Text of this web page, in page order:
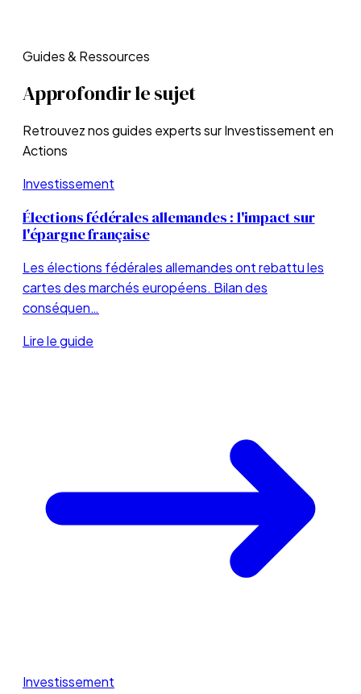
Guides & Ressources
Approfondir le sujet
Retrouvez nos guides experts surInvestissement en
Actions
Investissement
Élections fédérales allemandes : l'impact sur
l'épargne française
Les élections fédérales allemandes ont rebattu les
cartes des marchés européens. Bilan des
conséquen…
Lire le guide
Investissement